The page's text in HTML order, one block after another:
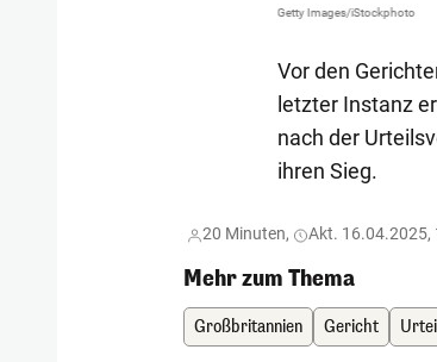
Getty Images/iStockphoto
Vor den
letzter Instanz
nach der
ihren Sieg.
20 Minuten, Akt. 16.04.2025,
Mehr zum Thema
Großbritannien Gericht